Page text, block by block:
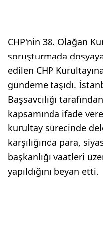
CHP'nin 38. Olağan
soruşturmada
edilen CHP
gündeme taşıdı.
Başsavcılığı
kapsamında ifade
kurultay sürecinde
karşılığında para,
başkanlığı vaatleri
yapıldığını beyan etti.